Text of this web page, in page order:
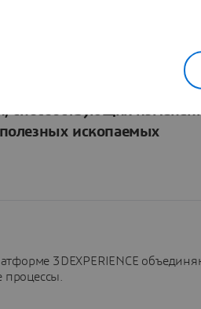
ископаемых
3DEXPERIENCE